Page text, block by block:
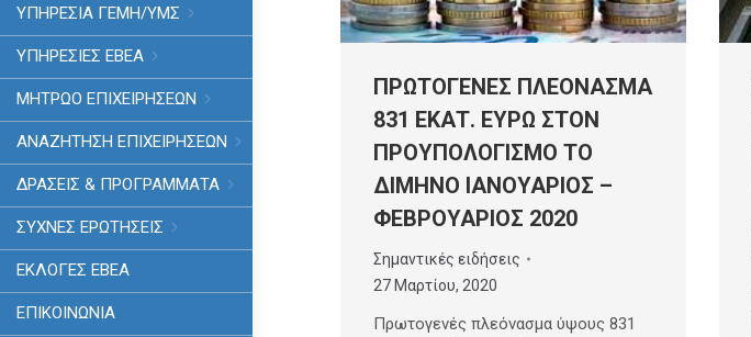
ΥΠΗΡΕΣΊΑ ΓΕΜΗ/ΥΜΣ
ΥΠΗΡΕΣΙΕΣ ΕΒΕΑ
ΜΗΤΡΩΟ ΕΠΙΧΕΙΡΗΣΕΩΝ
ΑΝΑΖΗΤΗΣΗ ΕΠΙΧΕΙΡΗΣΕΩΝ
ΔΡΑΣΕΙΣ & ΠΡΟΓΡΑΜΜΑΤΑ
ΣΥΧΝΕΣ ΕΡΩΤΗΣΕΙΣ
ΕΚΛΟΓΈΣ ΕΒΕΑ
ΕΠΙΚΟΙΝΩΝΙΑ
ΠΡΩΤΟΓΕΝΕΣ ΠΛΕΟΝΑΣΜΑ
831 ΕΚΑΤ. ΕΥΡΩ ΣΤΟΝ
ΠΡΟΥΠΟΛΟΓΙΣΜΟ ΤΟ
ΔΙΜΗΝΟ ΙΑΝΟΥΑΡΙΟΣ –
ΦΕΒΡΟΥΑΡΙΟΣ 2020
Σημαντικές ειδήσεις
27 Μαρτίου, 2020
Πρωτογενές πλεόνασμα ύψους 831